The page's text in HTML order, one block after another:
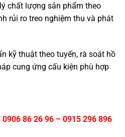
chất lượng sản phẩm theo
rủi ro treo nghiệm thu và phát
kỹ thuật theo tuyến, rà soát hồ
cung ứng cấu kiện phù hợp
86 26 96 – 0915 296 896